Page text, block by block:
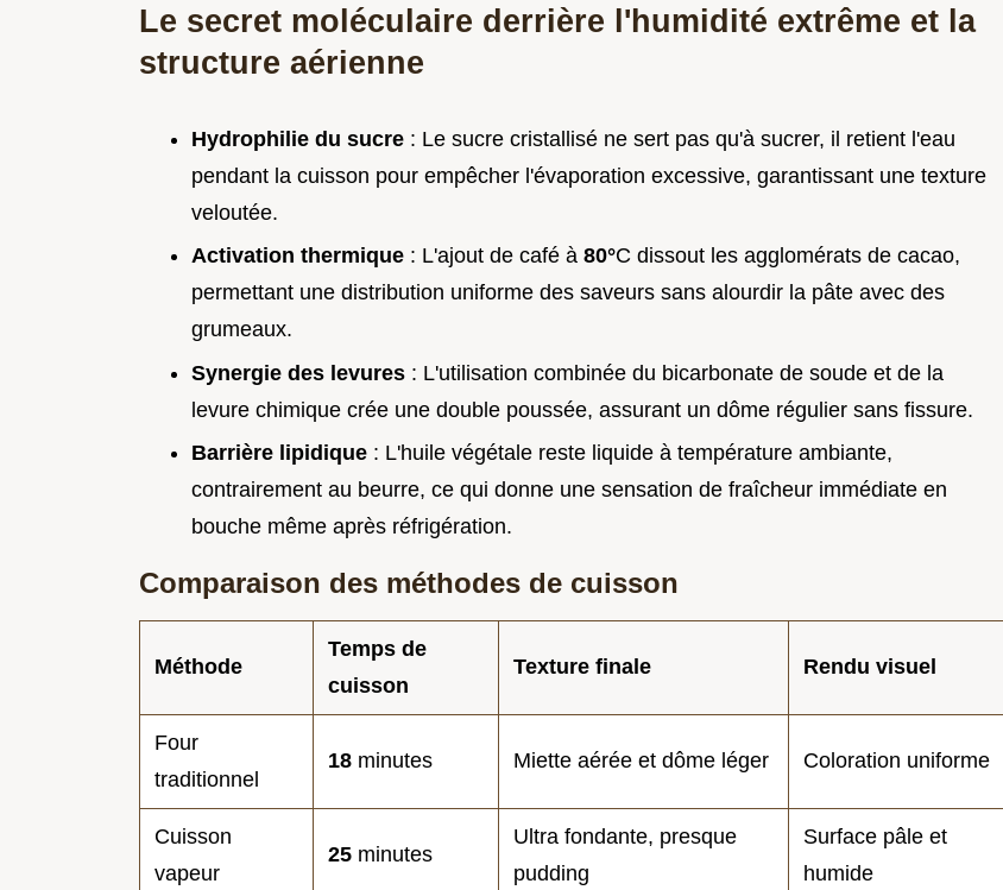
Le secret moléculaire derrière l'humidité extrême et la
structure aérienne
Hydrophilie du sucre : Le sucre cristallisé ne sert pas qu'à sucrer, il retient l'eau
pendant la cuisson pour empêcher l'évaporation excessive, garantissant une texture
veloutée.
Activation thermique : L'ajout de café à 80°C dissout les agglomérats de cacao,
permettant une distribution uniforme des saveurs sans alourdir la pâte avec des
grumeaux.
Synergie des levures : L'utilisation combinée du bicarbonate de soude et de la
levure chimique crée une double poussée, assurant un dôme régulier sans fissure.
Barrière lipidique : L'huile végétale reste liquide à température ambiante,
contrairement au beurre, ce qui donne une sensation de fraîcheur immédiate en
bouche même après réfrigération.
Comparaison des méthodes de cuisson
Méthode
Temps de
cuisson
Texture finale Rendu visuel
Four
traditionnel
18 minutes Miette aérée et dôme léger Coloration uniforme
Cuisson
vapeur
25 minutes
Ultra fondante, presque
pudding
Surface pâle et
humide